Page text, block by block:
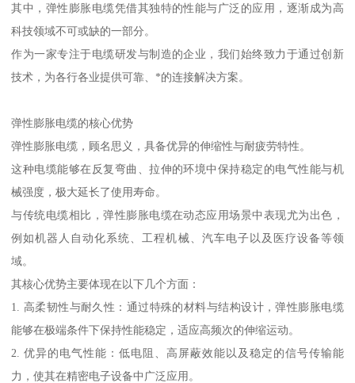
其中，弹性膨胀电缆凭借其独特的性能与广泛的应用，逐渐成为高
科技领域不可或缺的一部分。
作为一家专注于电缆研发与制造的企业，我们始终致力于通过创新
技术，为各行各业提供可靠、*的连接解决方案。
弹性膨胀电缆的核心优势
弹性膨胀电缆，顾名思义，具备优异的伸缩性与耐疲劳特性。
这种电缆能够在反复弯曲、拉伸的环境中保持稳定的电气性能与机
械强度，极大延长了使用寿命。
与传统电缆相比，弹性膨胀电缆在动态应用场景中表现尤为出色，
例如机器人自动化系统、工程机械、汽车电子以及医疗设备等领
域。
其核心优势主要体现在以下几个方面：
1. 高柔韧性与耐久性：通过特殊的材料与结构设计，弹性膨胀电缆
能够在极端条件下保持性能稳定，适应高频次的伸缩运动。
2. 优异的电气性能：低电阻、高屏蔽效能以及稳定的信号传输能
力，使其在精密电子设备中广泛应用。